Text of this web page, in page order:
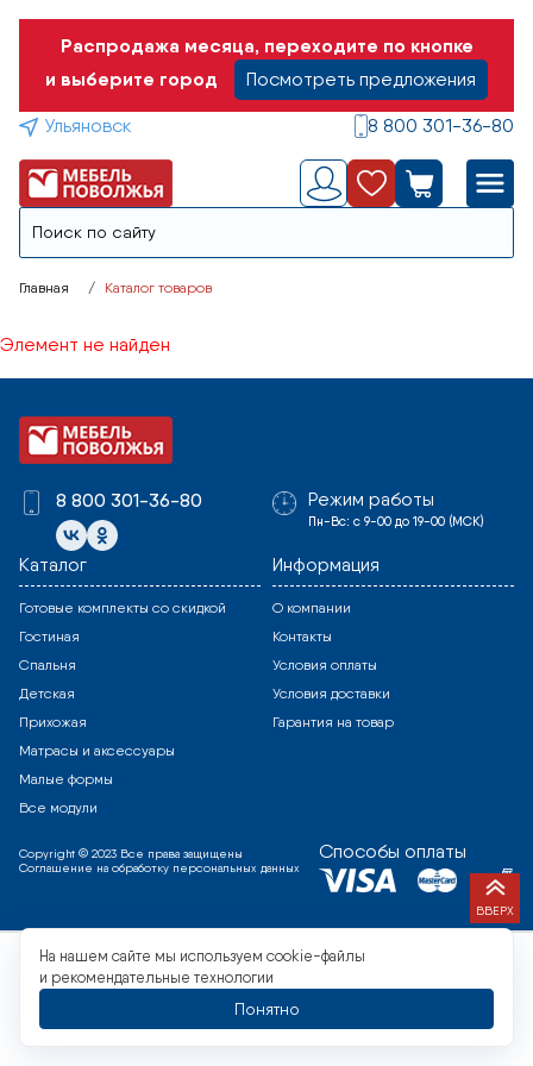
Распродажа месяца, переходите по кнопке
и выберите город
Посмотреть предложения
Ульяновск 8 800 301-36-80
Главная Каталог товаров
Элемент не найден
8 800 301-36-80 Режим работы
Пн-Вс: с 9-00 до 19-00 (МСК)
Каталог
Готовые комплекты со скидкой
Гостиная
Спальня
Детская
Прихожая
Матрасы и аксессуары
Малые формы
Все модули
Информация
О компании
Контакты
Условия оплаты
Условия доставки
Гарантия на товар
Copyright © 2023 Все права защищены
Соглашение на обработку персональных данных
Способы оплаты
ВВЕРХ
На нашем сайте мы используем cookie-файлы
и рекомендательные технологии
Понятно